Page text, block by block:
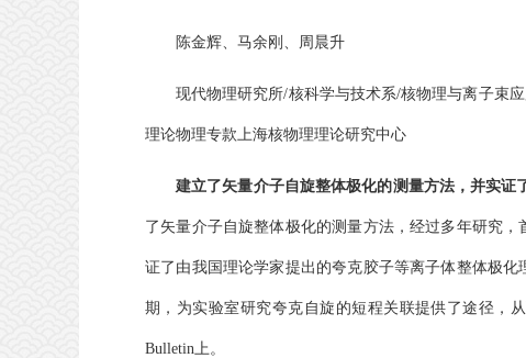
陈金辉、马余刚、周晨升
现代物理研究所/核科学与技术系/核物理与离子束
理论物理专款上海核物理理论研究中心
建立了矢量介子自旋整体极化的测量方法，并实证
了矢量介子自旋整体极化的测量方法，经过多年研究
证了由我国理论学家提出的夸克胶子等离子体整体极
期，为实验室研究夸克自旋的短程关联提供了途径，
Bulletin上。